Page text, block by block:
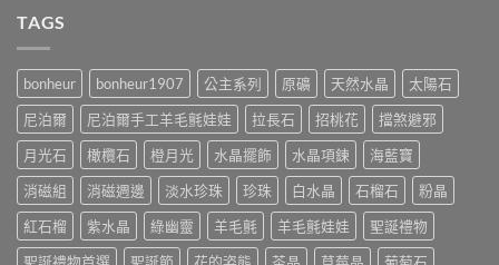
TAGS
bonheur bonheur1907 公主系列 原礦 天然水晶
太陽石
尼泊爾
尼泊爾手工羊毛氈娃娃 拉長石 招桃花
擋煞避邪
月光石
橄欖石 橙月光 水晶擺飾 水晶項鍊
海藍寶
消磁組
消磁週邊 淡水珍珠 珍珠 白水晶 石榴石
粉晶
紅石榴
紫水晶 綠幽靈 羊毛氈 羊毛氈娃娃
聖誕禮物